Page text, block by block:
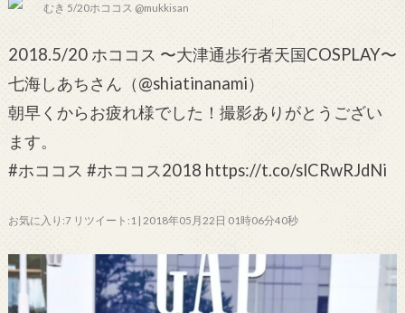
むき 5/20ホココス @mukkisan
2018.5/20 ホココス 〜大津通歩行者天国COSPLAY〜
七海しあちさん（@shiatinanami）
朝早くからお疲れ様でした！撮影ありがとうござい
ます。
#ホココス #ホココス2018 https://t.co/slCRwRJdNi
お気に入り:7 リツイート:1 | 2018年05月22日 01時06分40秒